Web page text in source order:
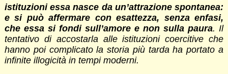
istituzioni essa nasce da un’attrazione spontanea:
e si può affermare con esattezza, senza enfasi,
che essa si fondi sull’amore e non sulla paura. Il
tentativo di accostarla alle istituzioni coercitive che
hanno poi complicato la storia più tarda ha portato a
infinite illogicità in tempi moderni.